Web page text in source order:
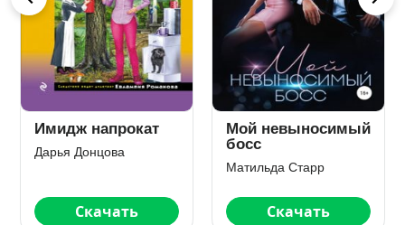
Мой невыносимый
босс
Скачать
Последняя
гастроль госпожи
Удачи
Дарья Донцова
Скачать